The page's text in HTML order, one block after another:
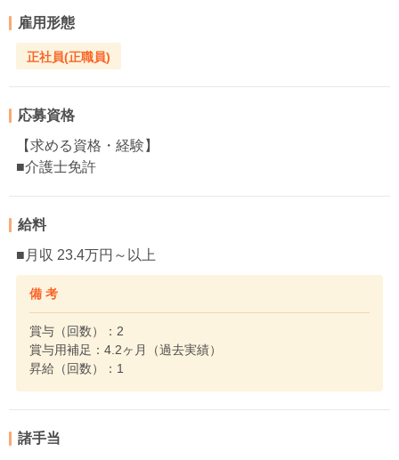
雇用形態
正社員(正職員)
応募資格
【求める資格・経験】
■介護士免許
給料
■月収 23.4万円～以上
備 考
賞与（回数）：2
賞与用補足：4.2ヶ月（過去実績）
昇給（回数）：1
諸手当